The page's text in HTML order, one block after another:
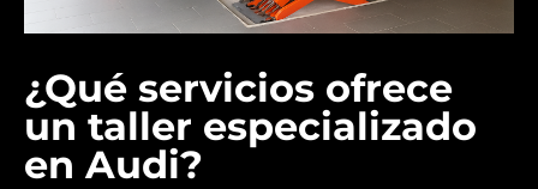
¿Qué servicios ofrece
un taller especializado
en Audi?